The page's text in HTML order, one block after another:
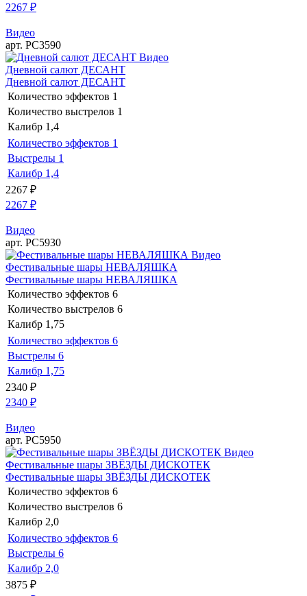
2267 ₽
Видео
арт. РС3590
Видео
Дневной салют ДЕСАНТ
Дневной салют ДЕСАНТ
Количество эффектов 1
Количество выстрелов 1
Калибр 1,4
Количество эффектов 1
Выстрелы 1
Калибр 1,4
2267 ₽
2267 ₽
Видео
арт. РС5930
Видео
Фестивальные шары НЕВАЛЯШКА
Фестивальные шары НЕВАЛЯШКА
Количество эффектов 6
Количество выстрелов 6
Калибр 1,75
Количество эффектов 6
Выстрелы 6
Калибр 1,75
2340 ₽
2340 ₽
Видео
арт. РС5950
Видео
Фестивальные шары ЗВЁЗДЫ ДИСКОТЕК
Фестивальные шары ЗВЁЗДЫ ДИСКОТЕК
Количество эффектов 6
Количество выстрелов 6
Калибр 2,0
Количество эффектов 6
Выстрелы 6
Калибр 2,0
3875 ₽